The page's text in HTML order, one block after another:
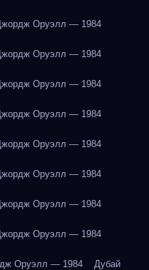
Оруэлл — 1984
Оруэлл — 1984
Оруэлл — 1984
Оруэлл — 1984
Оруэлл — 1984
Оруэлл — 1984
Оруэлл — 1984
Оруэлл — 1984
Оруэлл — 1984 Дубай